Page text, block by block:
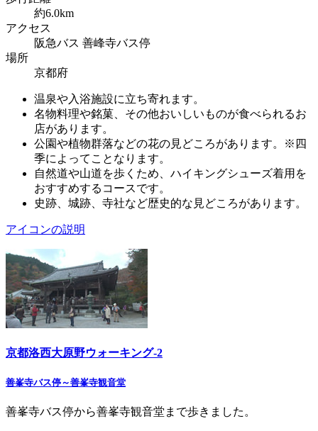
約6.0km
アクセス
阪急バス 善峰寺バス停
場所
京都府
温泉や入浴施設に立ち寄れます。
名物料理や銘菓、その他おいしいものが食べられるお
店があります。
公園や植物群落などの花の見どころがあります。※四
季によってことなります。
自然道や山道を歩くため、ハイキングシューズ着用を
おすすめするコースです。
史跡、城跡、寺社など歴史的な見どころがあります。
アイコンの説明
京都洛西大原野ウォーキング-2
善峯寺バス停～善峯寺観音堂
善峯寺バス停から善峯寺観音堂まで歩きました。